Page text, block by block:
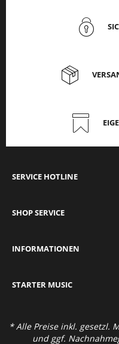
SERVICE HOTLINE
SHOP SERVICE
INFORMATIONEN
STARTER MUSIC
* Alle Preise inkl. gesetzl.
und ggf.